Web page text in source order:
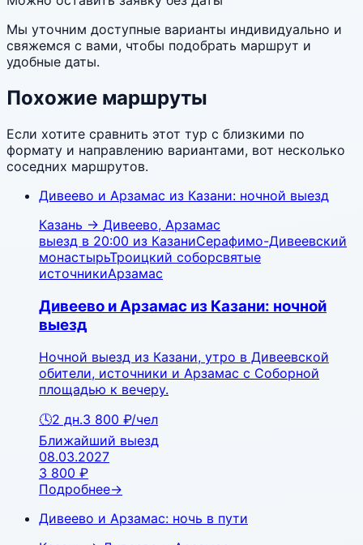
Мы уточним доступные варианты индивидуально и
свяжемся с вами, чтобы подобрать маршрут и
удобные даты.
Похожие маршруты
Если хотите сравнить этот тур с близкими по
формату и направлению вариантами, вот несколько
соседних маршрутов.
Дивеево и Арзамас из Казани: ночной выезд
Казань → Дивеево, Арзамас
выезд в 20:00 из КазаниСерафимо-Дивеевский
монастырьТроицкий соборсвятые
источникиАрзамас
Дивеево и Арзамас из Казани: ночной
выезд
Ночной выезд из Казани, утро в Дивеевской
обители, источники и Арзамас с Соборной
площадью к вечеру.
🕓2 дн.3 800 ₽/чел
Ближайший выезд
08.03.2027
3 800 ₽
Подробнее→
Дивеево и Арзамас: ночь в пути